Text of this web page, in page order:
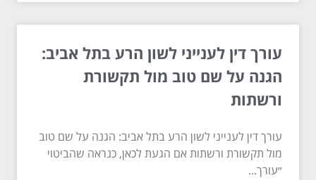
עורך דין לענייני לשון הרע בתל אביב:
הגנה על שם טוב מול תקשורת
ורשתות
עורך דין לענייני לשון הרע בתל אביב: הגנה על שם טוב
מול תקשורת ורשתות אם הגעת לכאן, כנראה שהביטוי
״עורך...